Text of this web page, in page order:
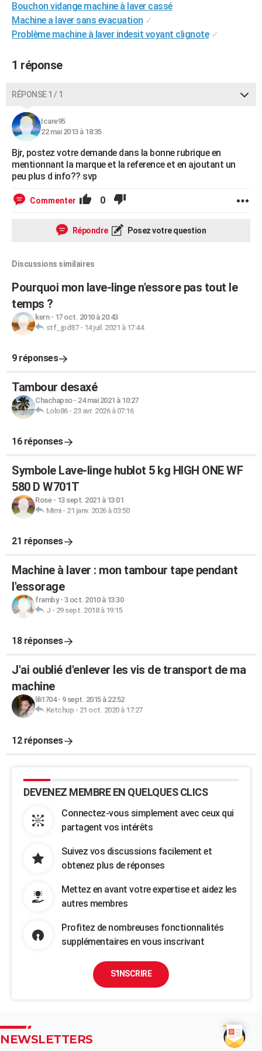
Destinations
City break
Voyage nature
Voyage de noces
Forum
Climat
+PHOTO
GUIDES D'ACHAT
BONS PLANS
Dictionnaire
Biographies
Citations
Expressions
Proverbes
PROGRAMME TV
COPAINS D'AVANT
S'inscrire
Se connecter
Lycées
Collèges
Primaires
Universités
Entreprises
Service militaire
Avis de recherche
AVIS DE DÉCÈS
FORUM
Bouchon vidange machine à laver cassé
Machine a laver sans evacuation ✓
Problème machine à laver indesit voyant clignote ✓
1 réponse
RÉPONSE 1 / 1
Icare95
22 mai 2013 à 18:35
Bjr, postez votre demande dans la bonne rubrique en
mentionnant la marque et la reference et en ajoutant un
peu plus d info?? svp
Commenter 0
Répondre Posez votre question
Discussions similaires
Pourquoi mon lave-linge n'essore pas tout le
temps ?
kern- 17 oct. 2010 à 20:43
stf_jpd87- 14 juil. 2021 à 17:44
9 réponses
Tambour desaxé
Chachapso- 24 mai 2021 à 10:27
Lolo86- 23 avr. 2026 à 07:16
16 réponses
Symbole Lave-linge hublot 5 kg HIGH ONE WF
580 D W701T
Rose- 13 sept. 2021 à 13:01
Mimi- 21 janv. 2026 à 03:50
21 réponses
Machine à laver : mon tambour tape pendant
l'essorage
framby- 3 oct. 2010 à 13:30
J - 29 sept. 2018 à 19:15
18 réponses
J'ai oublié d'enlever les vis de transport de ma
machine
lili1704- 9 sept. 2015 à 22:52
Ketchup - 21 oct. 2020 à 17:27
12 réponses
DEVENEZ MEMBRE EN QUELQUES CLICS
Connectez-vous simplement avec ceux qui
partagent vos intérêts
Suivez vos discussions facilement et
obtenez plus de réponses
Mettez en avant votre expertise et aidez les
autres membres
Profitez de nombreuses fonctionnalités
supplémentaires en vous inscrivant
S'INSCRIRE
NEWSLETTERS